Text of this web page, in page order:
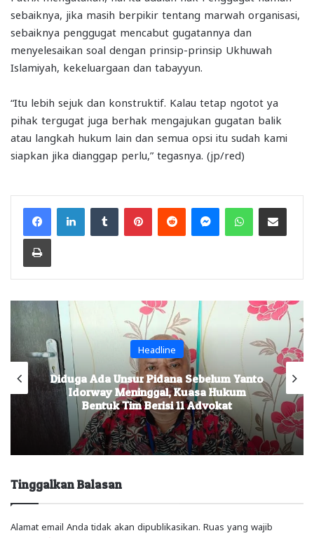
sebaiknya, jika masih berpikir tentang marwah organisasi,
sebaiknya penggugat mencabut gugatannya dan
menyelesaikan soal dengan prinsip-prinsip Ukhuwah
Islamiyah, kekeluargaan dan tabayyun.
“Itu lebih sejuk dan konstruktif. Kalau tetap ngotot ya
pihak tergugat juga berhak mengajukan gugatan balik
atau langkah hukum lain dan semua opsi itu sudah kami
siapkan jika dianggap perlu,” tegasnya. (jp/red)
FacebookLinkedInTumblr PinterestReddit MessengerWhatsAppShare via Email
Print
Headline
Polisi Amankan Barang Bukti dan Periksa
Sejumlah Saksi, Penyidikan Kematian
Yanto Idorway Terus Berjalan
Tinggalkan Balasan
Alamat email Anda tidak akan dipublikasikan. Ruas yang wajib